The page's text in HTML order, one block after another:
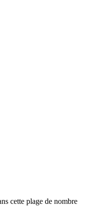
cette plage de nombre